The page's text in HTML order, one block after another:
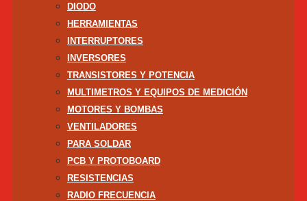
DIODO
HERRAMIENTAS
INTERRUPTORES
INVERSORES
TRANSISTORES Y POTENCIA
MULTIMETROS Y EQUIPOS DE MEDICIÓN
MOTORES Y BOMBAS
VENTILADORES
PARA SOLDAR
PCB Y PROTOBOARD
RESISTENCIAS
RADIO FRECUENCIA